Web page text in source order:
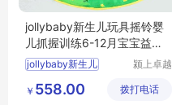
jollybaby新生儿玩具摇铃婴
儿抓握训练6-12月宝宝益智0
-1岁游戏毯
jollybaby新生儿
颍上卓越
有限公司
￥ 558.00 拨打电话